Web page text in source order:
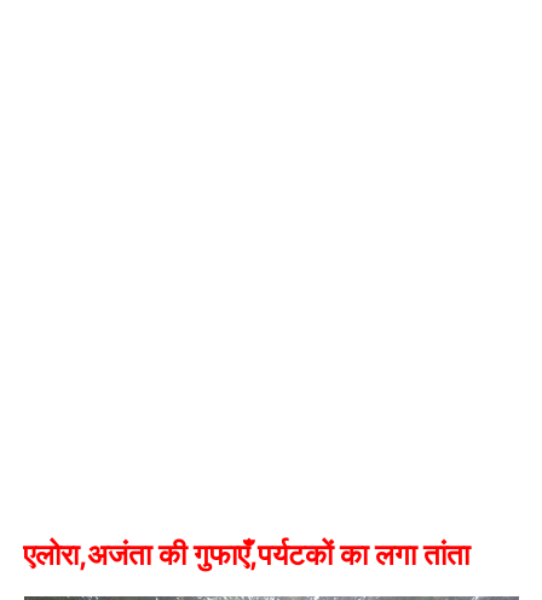
एलोरा,अजंता की गुफाएँ,पर्यटकों का लगा तांता